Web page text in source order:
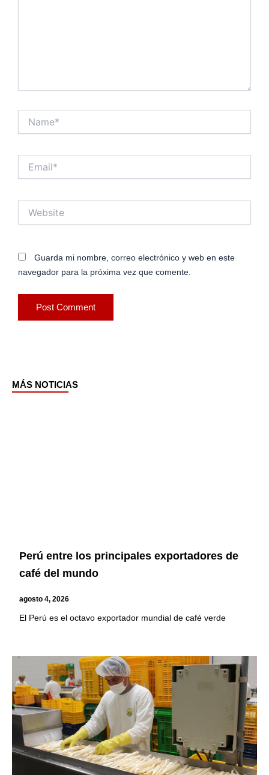
Guarda mi nombre, correo electrónico y web en este
navegador para la próxima vez que comente.
MÁS NOTICIAS
Perú entre los principales exportadores de
café del mundo
agosto 4, 2026
El Perú es el octavo exportador mundial de café verde